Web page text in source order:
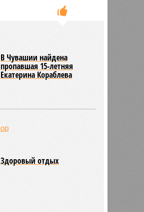
В Чувашии найдена
пропавшая 15-летняя
Екатерина Кораблева
Здоровый отдых